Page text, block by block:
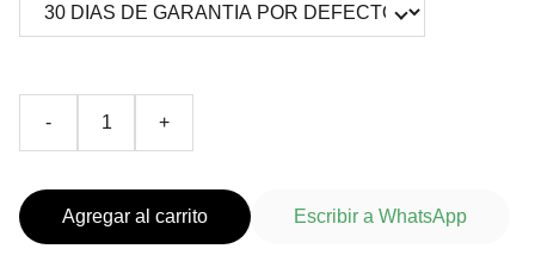
- +
Agregar al carrito Escribir a WhatsApp